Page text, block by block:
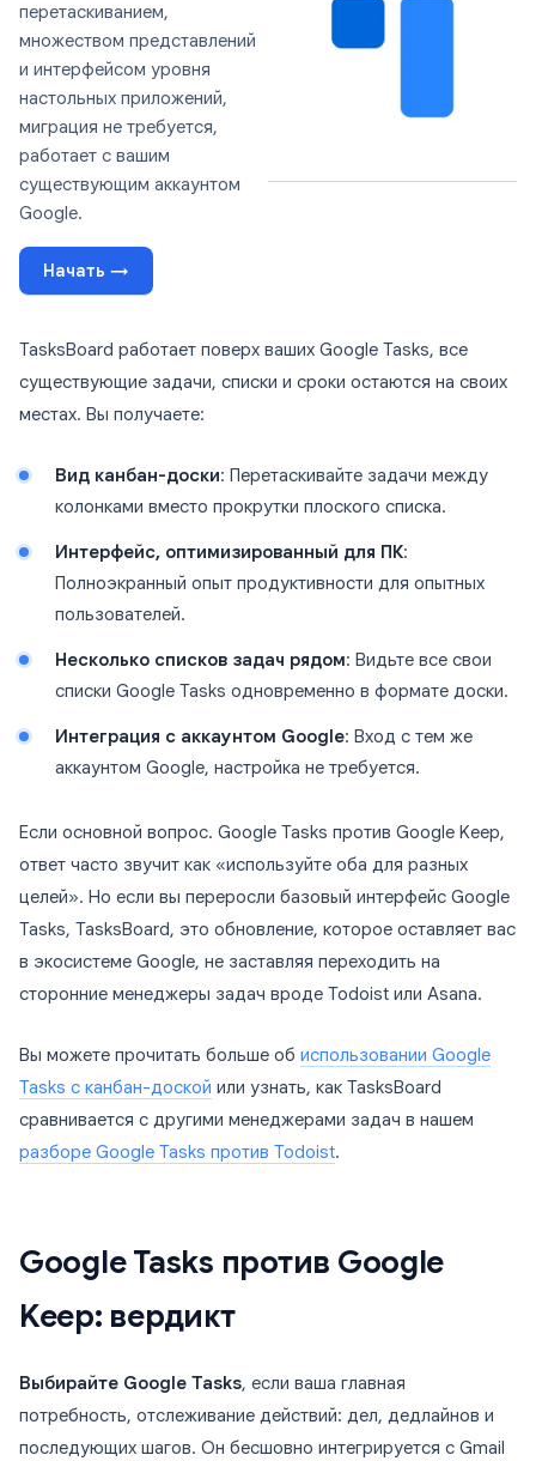
перетаскиванием,
множеством представлений
и интерфейсом уровня
настольных приложений,
миграция не требуется,
работает с вашим
существующим аккаунтом
Google.
Начать →
TasksBoard работает поверх ваших Google Tasks, все
существующие задачи, списки и сроки остаются на своих
местах. Вы получаете:
Вид канбан-доски: Перетаскивайте задачи между
колонками вместо прокрутки плоского списка.
Интерфейс, оптимизированный для ПК:
Полноэкранный опыт продуктивности для опытных
пользователей.
Несколько списков задач рядом: Видьте все свои
списки Google Tasks одновременно в формате доски.
Интеграция с аккаунтом Google: Вход с тем же
аккаунтом Google, настройка не требуется.
Если основной вопрос. Google Tasks против Google Keep,
ответ часто звучит как «используйте оба для разных
целей». Но если вы переросли базовый интерфейс Google
Tasks, TasksBoard, это обновление, которое оставляет вас
в экосистеме Google, не заставляя переходить на
сторонние менеджеры задач вроде Todoist или Asana.
Вы можете прочитать больше об использовании Google
Tasks с канбан-доской или узнать, как TasksBoard
сравнивается с другими менеджерами задач в нашем
разборе Google Tasks против Todoist.
Google Tasks против Google
Keep: вердикт
Выбирайте Google Tasks, если ваша главная
потребность, отслеживание действий: дел, дедлайнов и
последующих шагов. Он бесшовно интегрируется с Gmail